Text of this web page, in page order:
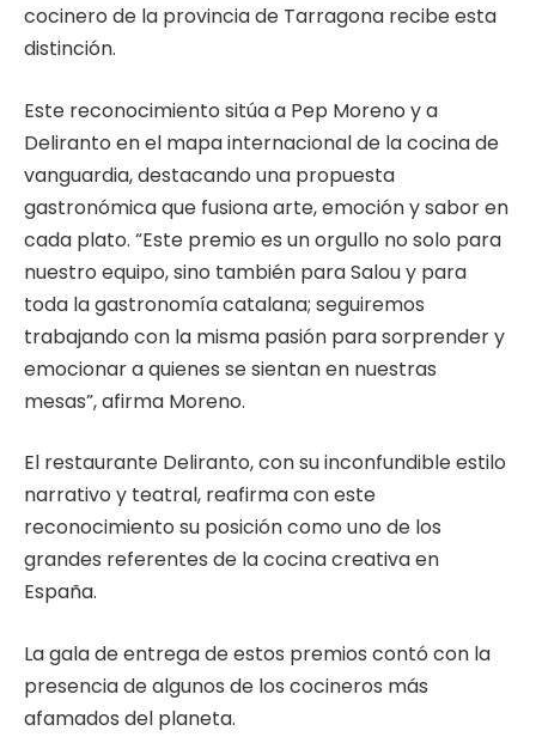
cocinero de la provincia de Tarragona recibe esta
distinción.
Este reconocimiento sitúa a Pep Moreno y a
Deliranto en el mapa internacional de la cocina de
vanguardia, destacando una propuesta
gastronómica que fusiona arte, emoción y sabor en
cada plato. “Este premio es un orgullo no solo para
nuestro equipo, sino también para Salou y para
toda la gastronomía catalana; seguiremos
trabajando con la misma pasión para sorprender y
emocionar a quienes se sientan en nuestras
mesas”, afirma Moreno.
El restaurante Deliranto, con su inconfundible estilo
narrativo y teatral, reafirma con este
reconocimiento su posición como uno de los
grandes referentes de la cocina creativa en
España.
La gala de entrega de estos premios contó con la
presencia de algunos de los cocineros más
afamados del planeta.